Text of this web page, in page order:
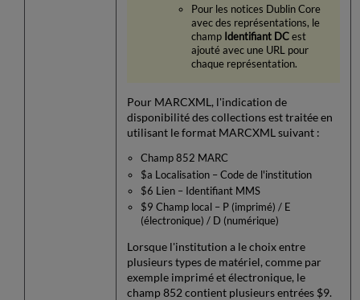
Pour les notices Dublin Core
avec des représentations, le
champ Identifiant DC est
ajouté avec une URL pour
chaque représentation.
Pour MARCXML, l'indication de
disponibilité des collections est traitée en
utilisant le format MARCXML suivant :
Champ 852 MARC
$a Localisation – Code de l'institution
$6 Lien – Identifiant MMS
$9 Champ local – P (imprimé) / E
(électronique) / D (numérique)
Lorsque l'institution a le choix entre
plusieurs types de matériel, comme par
exemple imprimé et électronique, le
champ 852 contient plusieurs entrées $9.